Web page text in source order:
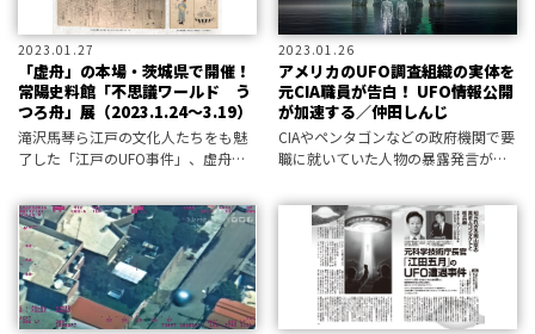
2023.01.27
「虚舟」の本場・茨城県で開催！
常陽史料館「不思議ワールド う
つろ舟」展（2023.1.24～3.19）
滝沢馬琴ら江戸の文化人たちをも魅
了した「江戸のUFO事件」、虚舟を
2023.01.26
アメリカのUFO調査組織の実体を
元CIA職員が告白！ UFO情報公開
が加速する／仲田しんじ
CIAやペンタゴンなどの政府機関で要
職に就いていた人物の暴露発言が相
ハイブリッド種であり、近年存在が
明らかになったペンタゴン内の極秘
UFO調査プログラム「AATIP」よ